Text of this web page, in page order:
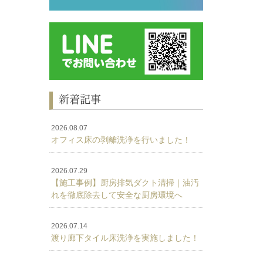
新着記事
2026.08.07
オフィス床の剥離洗浄を行いました！
2026.07.29
【施工事例】厨房排気ダクト清掃｜油汚
れを徹底除去して安全な厨房環境へ
2026.07.14
渡り廊下タイル床洗浄を実施しました！